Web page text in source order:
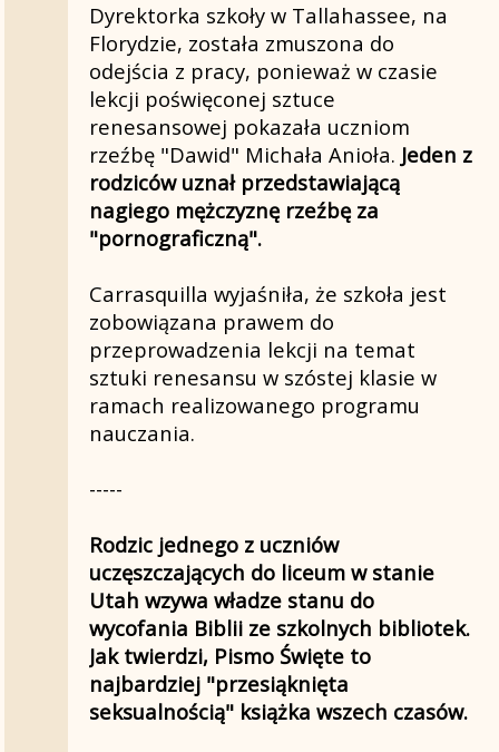
Dyrektorka szkoły w Tallahassee, na
Florydzie, została zmuszona do
odejścia z pracy, ponieważ w czasie
lekcji poświęconej sztuce
renesansowej pokazała uczniom
rzeźbę "Dawid" Michała Anioła. Jeden z
rodziców uznał przedstawiającą
nagiego mężczyznę rzeźbę za
"pornograficzną".
Carrasquilla wyjaśniła, że szkoła jest
zobowiązana prawem do
przeprowadzenia lekcji na temat
sztuki renesansu w szóstej klasie w
ramach realizowanego programu
nauczania.
-----
Rodzic jednego z uczniów
uczęszczających do liceum w stanie
Utah wzywa władze stanu do
wycofania Biblii ze szkolnych bibliotek.
Jak twierdzi, Pismo Święte to
najbardziej "przesiąknięta
seksualnością" książka wszech czasów.